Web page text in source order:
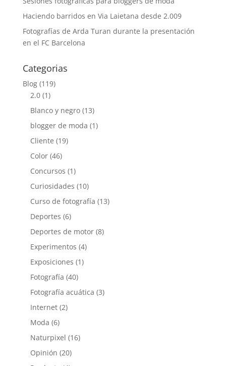
Haciendo barridos en Via Laietana desde 2.009
Fotografías de Arda Turan durante la presentación
en el FC Barcelona
Categorias
Blog(119)
2.0(1)
Blanco y negro(13)
blogger de moda (1)
Cliente (19)
Color(46)
Concursos (1)
Curiosidades (10)
Curso de fotografía (13)
Deportes (6)
Deportes de motor(8)
Experimentos (4)
Exposiciones (1)
Fotografía (40)
Fotografía acuática (3)
Internet(2)
Moda (6)
Naturpixel (16)
Opinión (20)